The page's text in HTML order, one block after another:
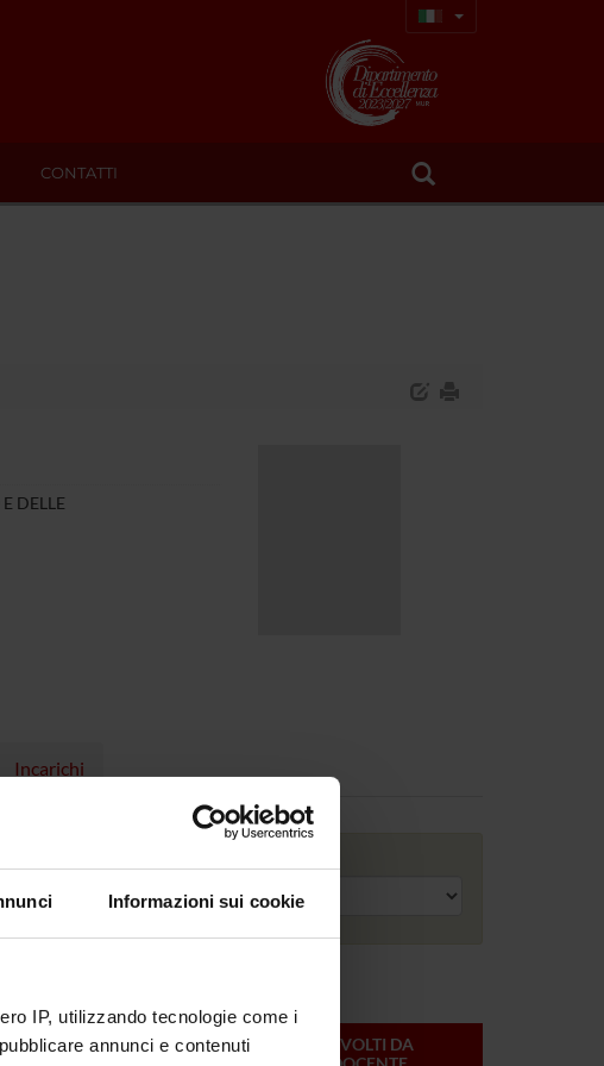
Informazioni sui cookie
IP, utilizzando tecnologie come i
annunci e contenuti
CONTATTI
DELLE
Incarichi
ONLINE
CREDITI
MODULI SVOLTI DA